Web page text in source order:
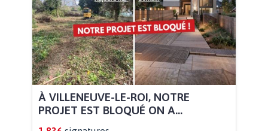
À VILLENEUVE-LE-ROI, NOTRE
PROJET EST BLOQUÉ ON A...